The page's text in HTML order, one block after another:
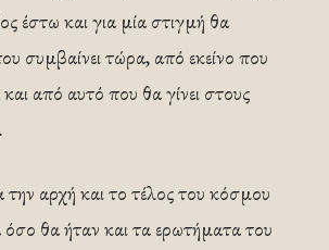
έστω και για μία στιγμή θα
συμβαίνει τώρα, από εκείνο που
από αυτό που θα γίνει στους
αρχή και το τέλος του κόσμου
όσο θα ήταν και τα ερωτήματα του